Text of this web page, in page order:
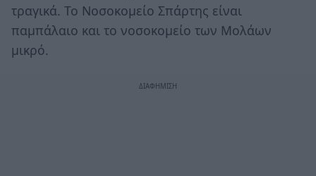
τραγικά. Το Νοσοκομείο Σπάρτης είναι
παμπάλαιο και το νοσοκομείο των Μολάων
μικρό.